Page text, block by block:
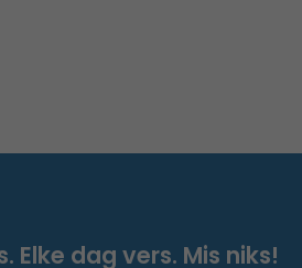
Elke dag vers. Mis niks!